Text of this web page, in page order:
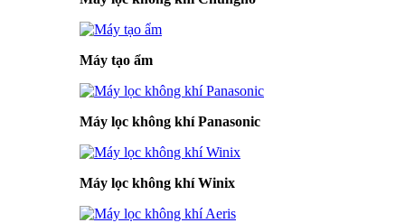
Máy tạo ẩm
Máy lọc không khí Panasonic
Máy lọc không khí Winix